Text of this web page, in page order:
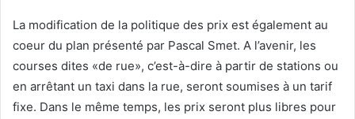
La modification de la politique des prix est également au
coeur du plan présenté par Pascal Smet. A l’avenir, les
courses dites «de rue», c’est-à-dire à partir de stations ou
en arrêtant un taxi dans la rue, seront soumises à un tarif
fixe. Dans le même temps, les prix seront plus libres pour